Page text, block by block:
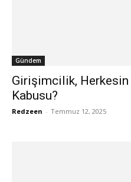
Gündem
Girişimcilik,
Kabusu?
Redzeen - Temmuz 12, 2025